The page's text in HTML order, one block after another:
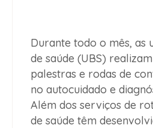
Durante todo o mês, as
de saúde (UBS)
palestras e rodas de
no autocuidado e
Além dos serviços de
de saúde têm